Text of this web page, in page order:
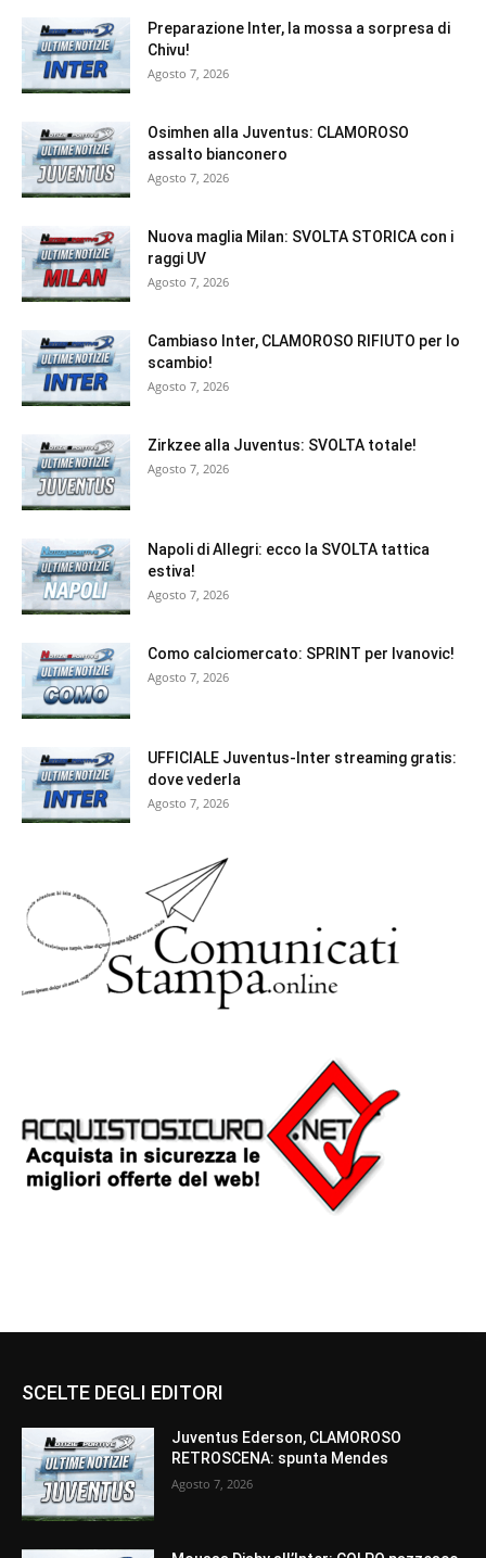
Preparazione Inter, la mossa a sorpresa di
Chivu!
Agosto 7, 2026
Osimhen alla Juventus: CLAMOROSO
assalto bianconero
Agosto 7, 2026
Nuova maglia Milan: SVOLTA STORICA con i
raggi UV
Agosto 7, 2026
Cambiaso Inter, CLAMOROSO RIFIUTO per lo
scambio!
Agosto 7, 2026
Zirkzee alla Juventus: SVOLTA totale!
Agosto 7, 2026
Napoli di Allegri: ecco la SVOLTA tattica
estiva!
Agosto 7, 2026
Como calciomercato: SPRINT per Ivanovic!
Agosto 7, 2026
UFFICIALE Juventus-Inter streaming gratis:
dove vederla
Agosto 7, 2026
SCELTE DEGLI EDITORI
Juventus Ederson, CLAMOROSO
RETROSCENA: spunta Mendes
Agosto 7, 2026